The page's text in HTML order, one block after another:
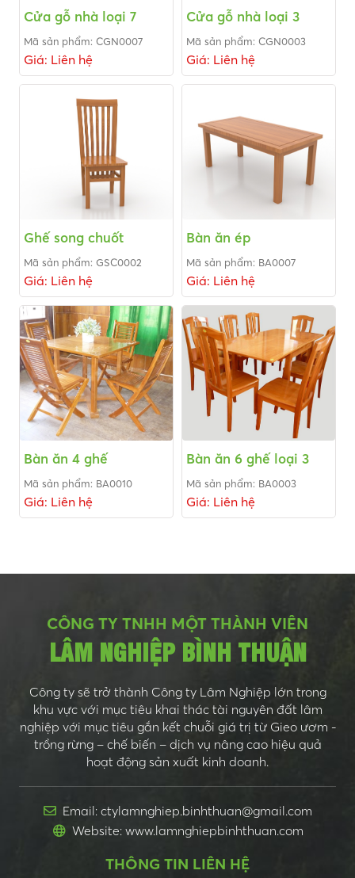
Cửa gỗ nhà loại 7
Mã sản phẩm: CGN0007
Giá: Liên hệ
Cửa gỗ nhà loại 3
Mã sản phẩm: CGN0003
Giá: Liên hệ
Ghế song chuốt
Mã sản phẩm: GSC0002
Giá: Liên hệ
Bàn ăn ép
Mã sản phẩm: BA0007
Giá: Liên hệ
Bàn ăn 4 ghế
Mã sản phẩm: BA0010
Giá: Liên hệ
Bàn ăn 6 ghế loại 3
Mã sản phẩm: BA0003
Giá: Liên hệ
CÔNG TY TNHH MỘT THÀNH VIÊN
LÂM NGHIỆP BÌNH THUẬN
Công ty sẽ trở thành Công ty Lâm Nghiệp lớn trong
khu vực với mục tiêu khai thác tài nguyên đất lâm
nghiệp với mục tiêu gắn kết chuỗi giá trị từ Gieo ươm -
trồng rừng – chế biến – dịch vụ nâng cao hiệu quả
hoạt động sản xuất kinh doanh.
Email: ctylamnghiep.binhthuan@gmail.com
Website: www.lamnghiepbinhthuan.com
THÔNG TIN LIÊN HỆ